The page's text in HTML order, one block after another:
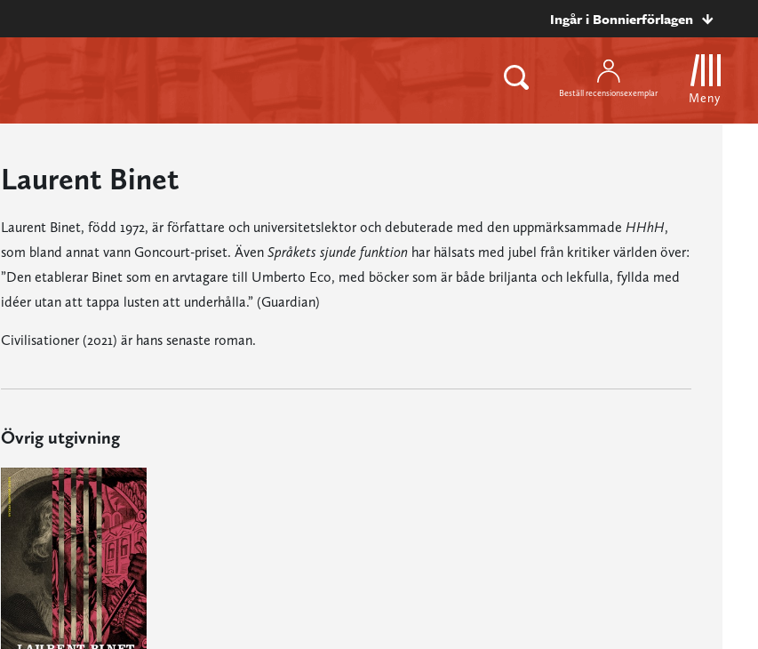
Ingår i Bonnierförlagen
Beställ recensionsexemplar Meny
Laurent Binet
Laurent Binet, född 1972, är författare och universitetslektor och debuterade med den uppmärksammade HHhH,
som bland annat vann Goncourt-priset. Även Språkets sjunde funktionhar hälsats med jubel från kritiker världen över:
”Den etablerar Binet som en arvtagare till Umberto Eco, med böcker som är både briljanta och lekfulla, fyllda med
idéer utan att tappa lusten att underhålla.” (Guardian)
Civilisationer (2021) är hans senaste roman.
Övrig utgivning